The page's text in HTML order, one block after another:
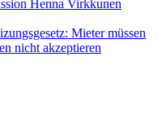
Henna Virkkunen
Mieter müssen
nicht akzeptieren